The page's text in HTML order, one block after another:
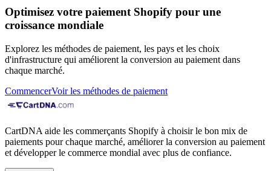
Optimisez votre paiement Shopify pour une
croissance mondiale
Explorez les méthodes de paiement, les pays et les choix
d'infrastructure qui améliorent la conversion au paiement dans
chaque marché.
CommencerVoir les méthodes de paiement
CartDNA aide les commerçants Shopify à choisir le bon mix de
paiements pour chaque marché, améliorer la conversion au paiement
et développer le commerce mondial avec plus de confiance.